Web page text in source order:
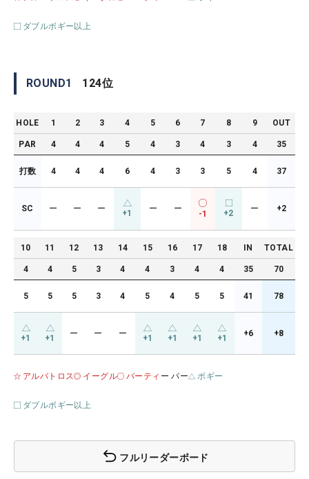
ダブルボギー以上
ROUND1 124位
HOLE 1 2 3 4 5 6 7 8 9 OUT
PAR 4 4 4 5 4 3 4 3 4 35
打数 4 4 4 6 4 3 3 5 4 37
SC ー ー ー +1 ー ー
-1 +2 ー +2
10 11 12 13 14 15 16 17 18 IN TOTAL
4 4 5 3 4 4 3 4 4 35 70
5 5 5 3 4 5 4 5 5 41 78
+1 +1 ー ー ー +1 +1 +1 +1 +6 +8
アルバトロス イーグル バーティ ー パー ボギー
ダブルボギー以上
フルリーダーボード